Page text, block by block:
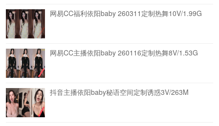
网易CC福利依阳baby 260311定制热舞10V/1.99G
网易CC主播依阳baby 260116定制热舞8V/1.53G
抖音主播依阳baby秘语空间定制诱惑3V/263M